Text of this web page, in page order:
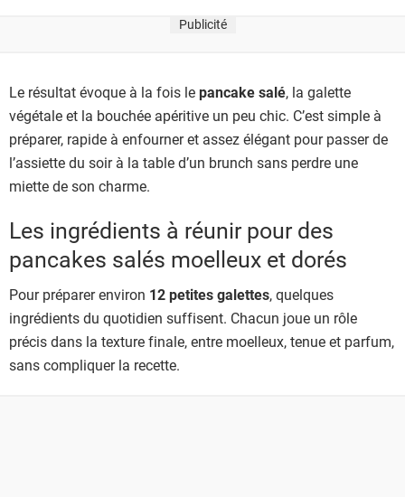
Publicité
Le résultat évoque à la fois lepancake salé, la galette
végétale et la bouchée apéritive un peu chic. C’est simple à
préparer, rapide à enfourner et assez élégant pour passer de
l’assiette du soir à la table d’un brunch sans perdre une
miette de son charme.
Les ingrédients à réunir pour des
pancakes salés moelleux et dorés
Pour préparer environ 12 petites galettes, quelques
ingrédients du quotidien suffisent. Chacun joue un rôle
précis dans la texture finale, entre moelleux, tenue et parfum,
sans compliquer la recette.